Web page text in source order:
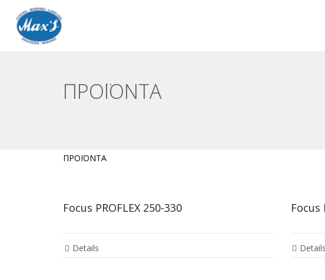
ΠΡΟΪΟΝΤΑ
ΠΡΟΪΟΝΤΑ
Focus PROFLEX 250-330
Details
Focus
Details